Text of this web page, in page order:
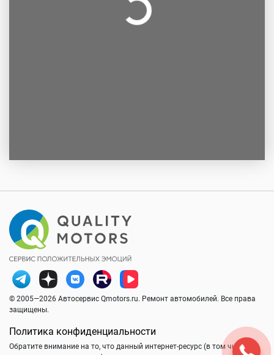
© 2005—2026 Автосервис Qmotors.ru. Ремонт автомобилей. Все права
защищены.
Политика конфиденциальности
Обратите внимание на то, что данный интернет-ресурс (в том числе